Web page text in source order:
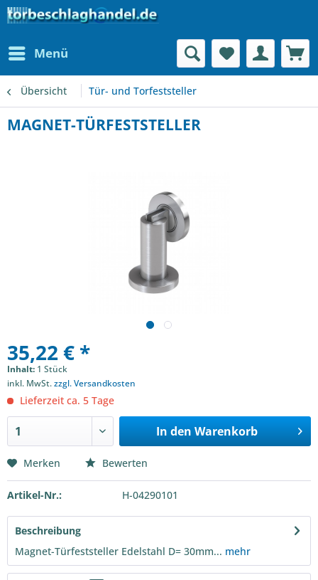
Menü
Übersicht Tür- und Torfeststeller
MAGNET-TÜRFESTSTELLER
35,22 € *
Inhalt: 1 Stück
inkl. MwSt.zzgl. Versandkosten
Lieferzeit ca. 5 Tage
In den Warenkorb
Merken Bewerten
Artikel-Nr.: H-04290101
Beschreibung
Magnet-Türfeststeller Edelstahl D= 30mm... mehr